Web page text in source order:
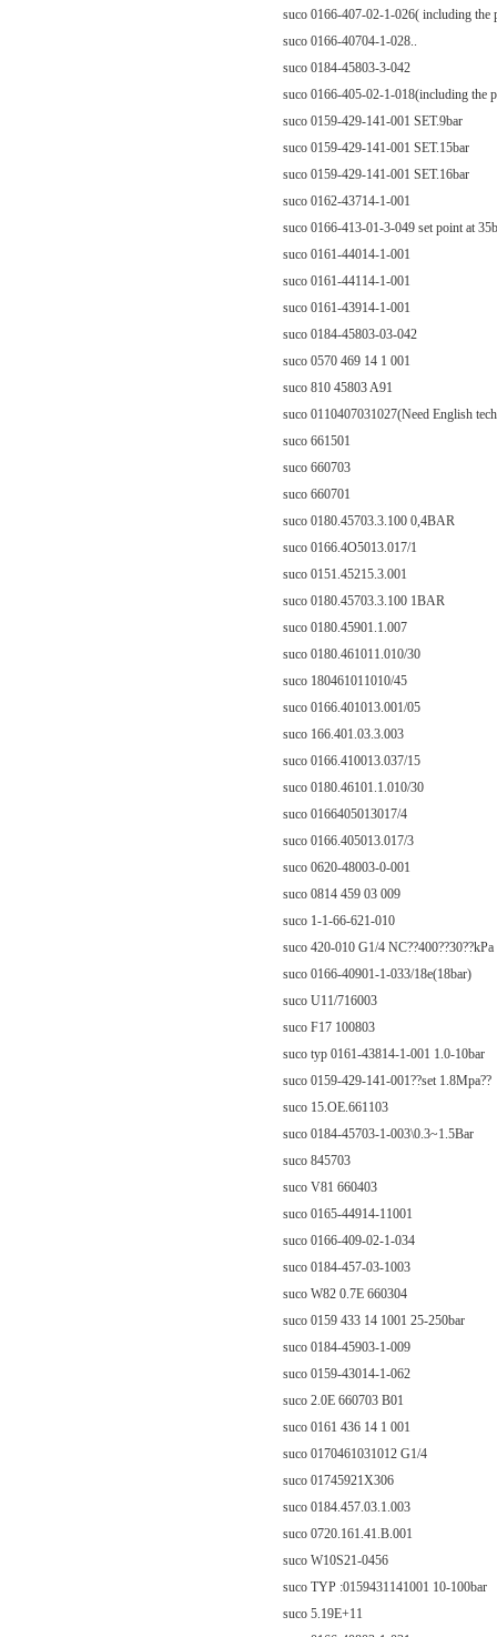
suco 0166-407-02-1-026( including the
suco 0166-40704-1-028..
suco 0184-45803-3-042
suco 0166-405-02-1-018(including the
suco 0159-429-141-001 SET.9bar
suco 0159-429-141-001 SET.15bar
suco 0159-429-141-001 SET.16bar
suco 0162-43714-1-001
suco 0166-413-01-3-049 set point at
suco 0161-44014-1-001
suco 0161-44114-1-001
suco 0161-43914-1-001
suco 0184-45803-03-042
suco 0570 469 14 1 001
suco 810 45803 A91
suco 0110407031027(Need English
suco 661501
suco 660703
suco 660701
suco 0180.45703.3.100 0,4BAR
suco 0166.4O5013.017/1
suco 0151.45215.3.001
suco 0180.45703.3.100 1BAR
suco 0180.45901.1.007
suco 0180.461011.010/30
suco 180461011010/45
suco 0166.401013.001/05
suco 166.401.03.3.003
suco 0166.410013.037/15
suco 0180.46101.1.010/30
suco 0166405013017/4
suco 0166.405013.017/3
suco 0620-48003-0-001
suco 0814 459 03 009
suco 1-1-66-621-010
suco 420-010 G1/4 NC??400??30??kPa
suco 0166-40901-1-033/18e(18bar)
suco U11/716003
suco F17 100803
suco typ 0161-43814-1-001 1.0-10bar
suco 0159-429-141-001??set 1.8Mpa??
suco 15.OE.661103
suco 0184-45703-1-003\0.3~1.5Bar
suco 845703
suco V81 660403
suco 0165-44914-11001
suco 0166-409-02-1-034
suco 0184-457-03-1003
suco W82 0.7E 660304
suco 0159 433 14 1001 25-250bar
suco 0184-45903-1-009
suco 0159-43014-1-062
suco 2.0E 660703 B01
suco 0161 436 14 1 001
suco 0170461031012 G1/4
suco 01745921X306
suco 0184.457.03.1.003
suco 0720.161.41.B.001
suco W10S21-0456
suco TYP :0159431141001 10-100bar
suco 5.19E+11